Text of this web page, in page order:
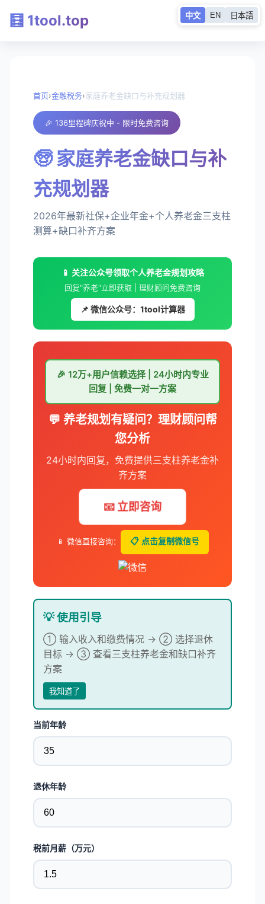
中文 EN 日本語
🧮 1tool.top
首页›金融税务›家庭养老金缺口与补充规划器
🎉 136里程碑庆祝中 - 限时免费咨询
🧓 家庭养老金缺口与补
充规划器
2026年最新社保+企业年金+个人养老金三支柱
测算+缺口补齐方案
📱 关注公众号领取个人养老金规划攻略
回复"养老"立即获取 | 理财顾问免费咨询
📌 微信公众号：1tool计算器
🎉 12万+用户信赖选择 | 24小时内专业
回复 | 免费一对一方案
💬 养老规划有疑问？理财顾问帮
您分析
24小时内回复，免费提供三支柱养老金补
齐方案
📧 立即咨询
📱 微信直接咨询： 📋 点击复制微信号
💡 使用引导
① 输入收入和缴费情况 → ② 选择退休
目标 → ③ 查看三支柱养老金和缺口补齐
方案
我知道了
当前年龄
退休年龄
税前月薪（万元）